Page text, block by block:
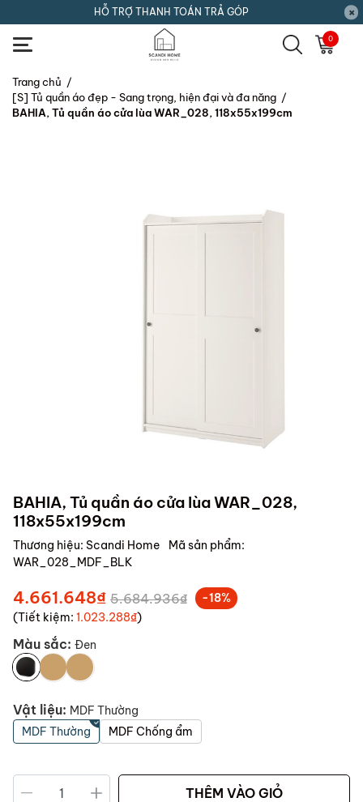
HỖ TRỢ THANH TOÁN TRẢ GÓP
0
Trang chủ /
[S] Tủ quần áo đẹp - Sang trọng, hiện đại và đa năng /
BAHIA, Tủ quần áo cửa lùa WAR_028, 118x55x199cm
BAHIA, Tủ quần áo cửa lùa WAR_028,
118x55x199cm
Thương hiệu: Scandi Home
Mã sản phẩm:
WAR_028_MDF_BLK
4.661.648₫ 5.684.936₫
-18%
(Tiết kiệm: 1.023.288₫)
Màu sắc: Đen
Vật liệu: MDF Thường
MDF Thường
MDF Chống ẩm
THÊM VÀO GIỎ